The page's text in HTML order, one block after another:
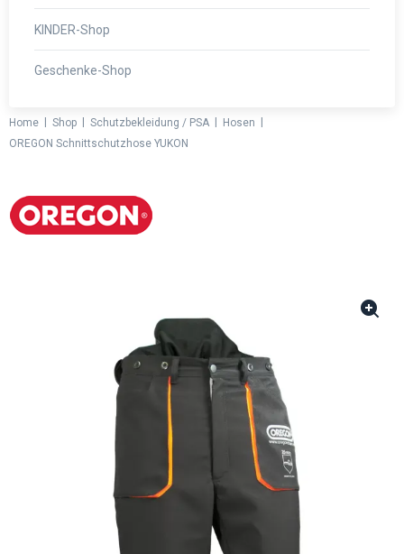
KINDER-Shop
Geschenke-Shop
Home Shop Schutzbekleidung / PSA Hosen
OREGON Schnittschutzhose YUKON